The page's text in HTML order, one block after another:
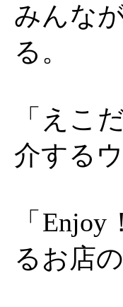
みんな
る。
「えこ
介する
「
るお店